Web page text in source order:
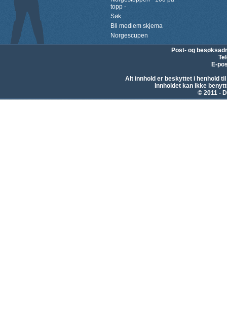
topp -
Søk
Bli medlem skjema
Norgescupen
Post- og
E-
Alt innhold er beskyttet i henhold
Innholdet kan ikke
© 2011 -